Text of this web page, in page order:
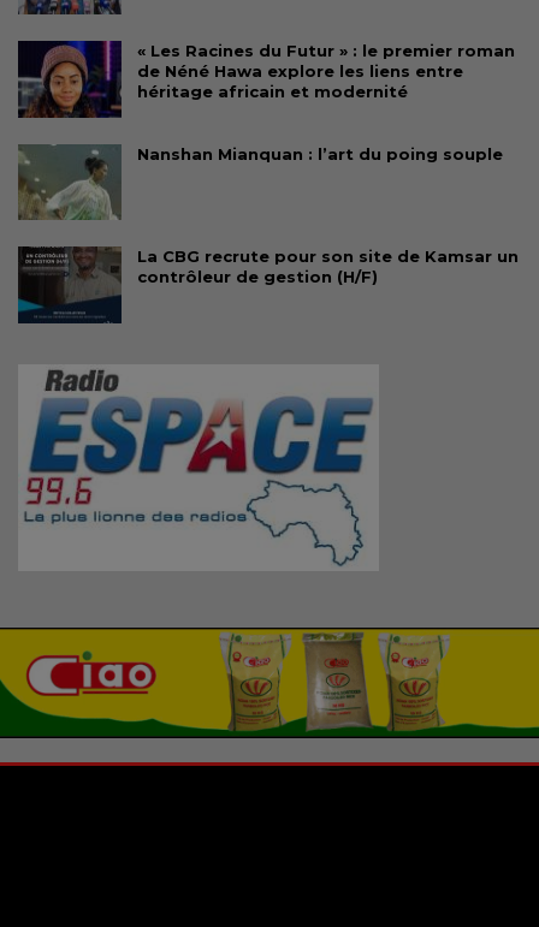
« Les Racines du Futur » : le premier roman
de Néné Hawa explore les liens entre
héritage africain et modernité
Nanshan Mianquan : l’art du poing souple
La CBG recrute pour son site de Kamsar un
contrôleur de gestion (H/F)